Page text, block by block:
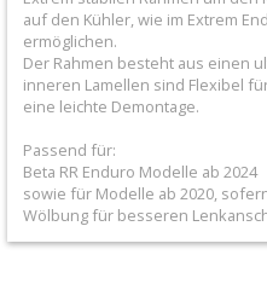
Armaturen
Kühlung
Protection
Lenker
auf den Kühler, wie im Extrem
ermöglichen.
Der Rahmen besteht aus einen
inneren Lamellen sind Flexibel
eine leichte Demontage.
Passend für:
Beta RR Enduro Modelle ab 2024
sowie für Modelle ab 2020,
Wölbung für besseren